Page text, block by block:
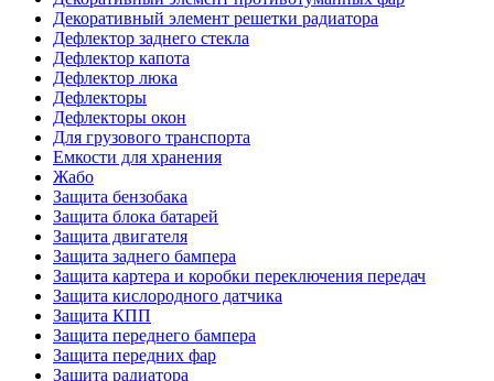
Декоративный элемент решетки радиатора
Дефлектор заднего стекла
Дефлектор капота
Дефлектор люка
Дефлекторы
Дефлекторы окон
Для грузового транспорта
Емкости для хранения
Жабо
Защита бензобака
Защита блока батарей
Защита двигателя
Защита заднего бампера
Защита картера и коробки переключения передач
Защита кислородного датчика
Защита КПП
Защита переднего бампера
Защита передних фар
Защита радиатора